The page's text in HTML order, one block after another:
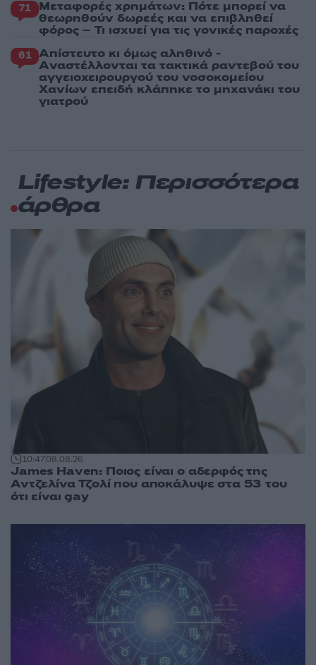
71 Μεταφορές χρημάτων: Πότε μπορεί να
θεωρηθούν δωρεές και να επιβληθεί
φόρος – Τι ισχυεί για τις γονικές παροχές
61 Απίστευτο κι όμως αληθινό -
Aναστέλλονται τα τακτικά ραντεβού του
αγγειοχειρουργού του νοσοκομείου
Χανίων επειδή κλάπηκε το μηχανάκι του
γιατρού
Lifestyle: Περισσότερα
άρθρα
10:4708.08.26
James Haven: Ποιος είναι ο αδερφός της
Αντζελίνα Τζολί που αποκάλυψε στα 53 του
ότι είναι gay